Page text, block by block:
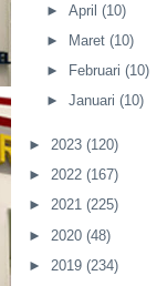
► April (10)
►
Maret (10)
►
Februari (10)
► Januari (10)
► 2023 (120)
► 2022 (167)
► 2021 (225)
► 2020 (48)
► 2019 (234)